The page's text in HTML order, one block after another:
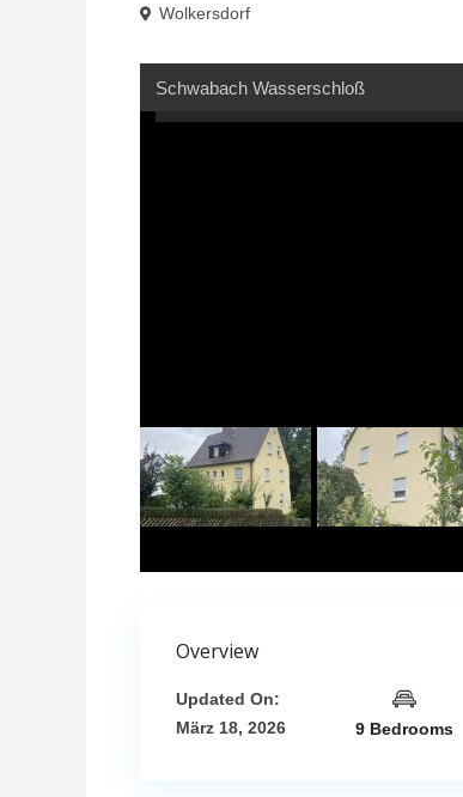
Wolkersdorf
Schwabach Wasserschloß
Overview
Updated On:
März 18, 2026
9 Bedrooms